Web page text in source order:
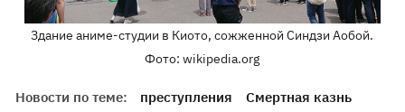
Здание аниме-студии в Киото, сожженной Синдзи Аобой.
Фото: wikipedia.org
Новости по теме: преступления
Смертная казнь